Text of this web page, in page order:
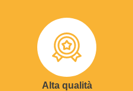
Alta qualità